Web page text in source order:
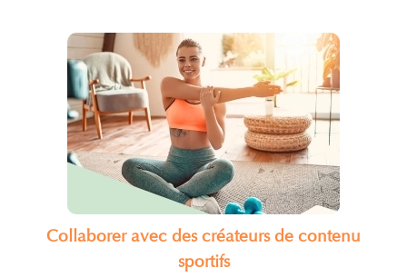
Collaborer avec des créateurs de contenu
sportifs